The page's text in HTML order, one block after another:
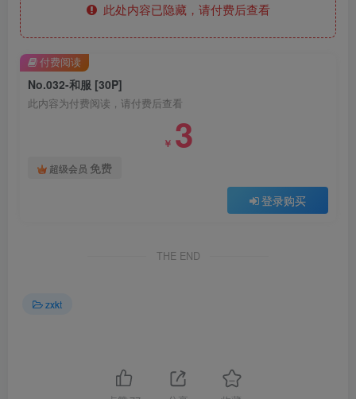
此处内容已隐藏，请付费后查看
No.032-和服 [30P]
此内容为付费阅读，请付费后查看
￥ 3
超级会员 免费
登录购买
付费阅读
THE END
zxkt